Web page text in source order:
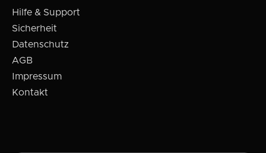
Hilfe & Support
Sicherheit
Datenschutz
AGB
Impressum
Kontakt